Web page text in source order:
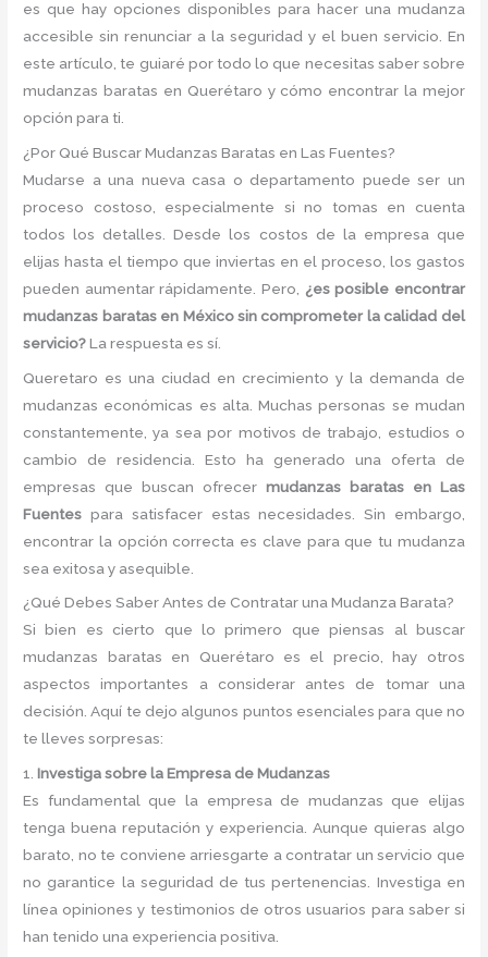
es que hay opciones disponibles para hacer una mudanza
accesible sin renunciar a la seguridad y el buen servicio. En
este artículo, te guiaré por todo lo que necesitas saber sobre
mudanzas baratas en Querétaro y cómo encontrar la mejor
opción para ti.
¿Por Qué Buscar Mudanzas Baratas en Las Fuentes?
Mudarse a una nueva casa o departamento puede ser un
proceso costoso, especialmente si no tomas en cuenta
todos los detalles. Desde los costos de la empresa que
elijas hasta el tiempo que inviertas en el proceso, los gastos
pueden aumentar rápidamente. Pero, ¿es posible encontrar
mudanzas baratas en México sin comprometer la calidad del
servicio?La respuesta es sí.
Queretaro es una ciudad en crecimiento y la demanda de
mudanzas económicas es alta. Muchas personas se mudan
constantemente, ya sea por motivos de trabajo, estudios o
cambio de residencia. Esto ha generado una oferta de
empresas que buscan ofrecer mudanzas baratas en Las
Fuentes para satisfacer estas necesidades. Sin embargo,
encontrar la opción correcta es clave para que tu mudanza
sea exitosa y asequible.
¿Qué Debes Saber Antes de Contratar una Mudanza Barata?
Si bien es cierto que lo primero que piensas al buscar
mudanzas baratas en Querétaro es el precio, hay otros
aspectos importantes a considerar antes de tomar una
decisión. Aquí te dejo algunos puntos esenciales para que no
te lleves sorpresas:
1.Investiga sobre la Empresa de Mudanzas
Es fundamental que la empresa de mudanzas que elijas
tenga buena reputación y experiencia. Aunque quieras algo
barato, no te conviene arriesgarte a contratar un servicio que
no garantice la seguridad de tus pertenencias. Investiga en
línea opiniones y testimonios de otros usuarios para saber si
han tenido una experiencia positiva.